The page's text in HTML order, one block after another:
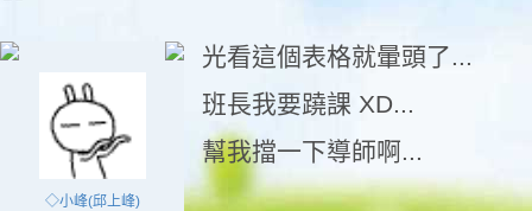
◇小峰(邱上峰)
光看這個表格就暈頭了...
班長我要蹺課 XD...
幫我擋一下導師啊...